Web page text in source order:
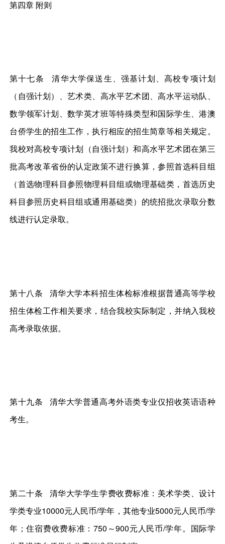
第四章 附则
第十七条 清华大学保送生、强基计划、高校专项计划
（自强计划）、艺术类、高水平艺术团、高水平运动队、
数学领军计划、数学英才班等特殊类型和国际学生、港澳
台侨学生的招生工作，执行相应的招生简章等相关规定。
我校对高校专项计划（自强计划）和高水平艺术团在第三
批高考改革省份的认定政策不进行换算，参照首选科目组
（首选物理科目参照物理科目组或物理基础类，首选历史
科目参照历史科目组或通用基础类）的统招批次录取分数
线进行认定录取。
第十八条 清华大学本科招生体检标准根据普通高等学校
招生体检工作相关要求，结合我校实际制定，并纳入我校
高考录取依据。
第十九条 清华大学普通高考外语类专业仅招收英语语种
考生。
第二十条 清华大学学生学费收费标准：美术学类、设计
学类专业10000元人民币/学年，其他专业5000元人民币/学
年；住宿费收费标准：750～900元人民币/学年。国际学